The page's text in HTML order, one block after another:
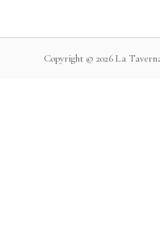
Copyright © 2026 La